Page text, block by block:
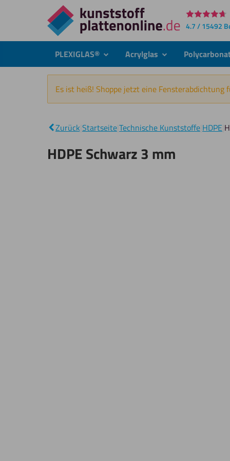
Direkt
zum
4.7 / 15492
PLEXIGLAS® submenuAcrylglas submenu
Es ist heiß! Shoppe jetzt eine Fensterabdichtung
Zurück StartseiteTechnische Kunststoffe HDPE
HDPE Schwarz 3 mm